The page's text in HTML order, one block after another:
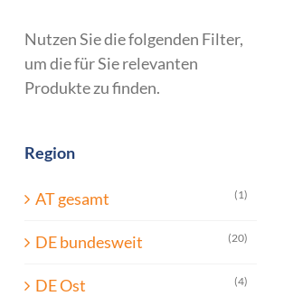
Nutzen Sie die folgenden Filter,
um die für Sie relevanten
Produkte zu finden.
Region
AT gesamt (1)
DE bundesweit (20)
DE Ost (4)